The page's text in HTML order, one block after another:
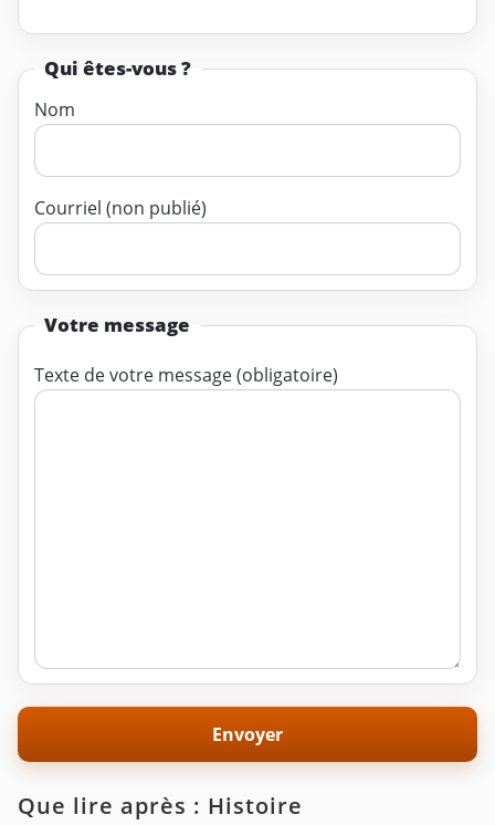
Qui êtes-vous ?
Nom
Courriel (non publié)
Votre message
Texte de votre message (obligatoire)
Que lire après : Histoire